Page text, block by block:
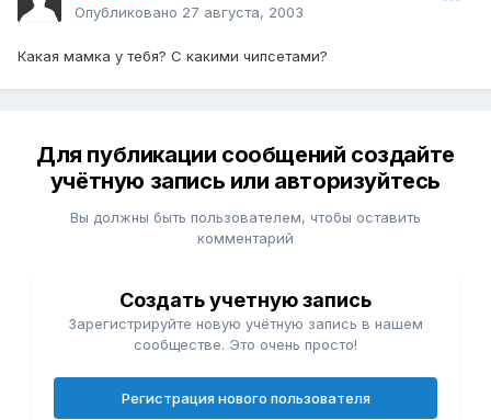
Опубликовано 27 августа, 2003
Какая мамка у тебя? С какими чипсетами?
Для публикации сообщений создайте
учётную запись или авторизуйтесь
Вы должны быть пользователем, чтобы оставить
комментарий
Создать учетную запись
Зарегистрируйте новую учётную запись в нашем
сообществе. Это очень просто!
Регистрация нового пользователя